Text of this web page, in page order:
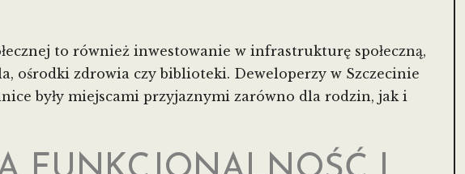
to również inwestowanie w infrastrukturę społeczną,
ośrodki zdrowia czy biblioteki. Deweloperzy w Szczecinie
były miejscami przyjaznymi zarówno dla rodzin, jak i